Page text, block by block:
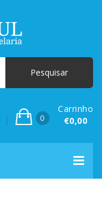
0
Carrinho
€0,00